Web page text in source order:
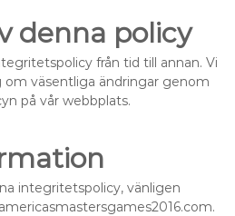
denna policy
från tid till annan. Vi
väsentliga ändringar genom
på vår webbplats.
integritetspolicy, vänligen
.